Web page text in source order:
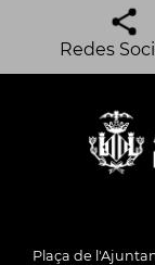
Redes
Plaça de